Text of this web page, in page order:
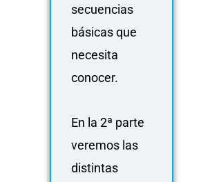
secuencias
básicas que
necesita
conocer.
En la 2ª parte
veremos las
distintas